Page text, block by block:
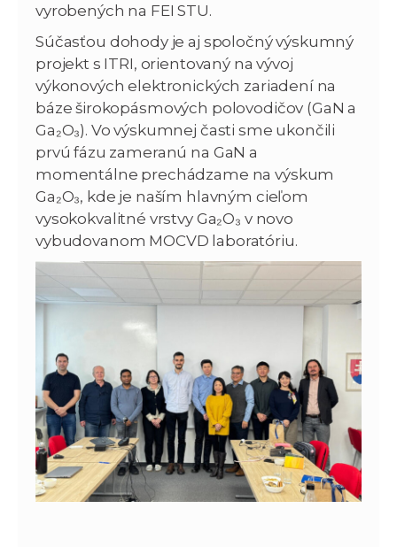
vyrobených na FEI STU.
Súčasťou dohody je aj spoločný výskumný
projekt s ITRI, orientovaný na vývoj
výkonových elektronických zariadení na
báze širokopásmových polovodičov (GaN a
Ga₂O₃). Vo výskumnej časti sme ukončili
prvú fázu zameranú na GaN a
momentálne prechádzame na výskum
Ga₂O₃, kde je naším hlavným cieľom
vysokokvalitné vrstvy Ga₂O₃ v novo
vybudovanom MOCVD laboratóriu.